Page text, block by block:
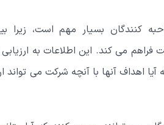
کنندگان بسیار مهم است، زیرا
می کند. این اطلاعات به ارزیابی
اهداف آنها با آنچه شرکت می تواند